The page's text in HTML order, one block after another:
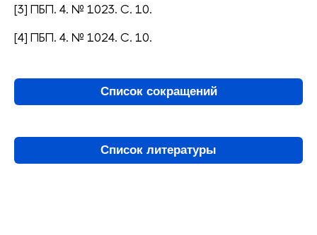
[3] ПБП. 4. № 1023. С. 10.
[4] ПБП. 4. № 1024. С. 10.
Список сокращений
Список литературы